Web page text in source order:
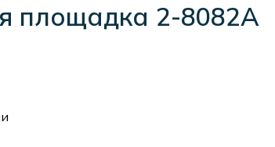
площадка 2-8082A